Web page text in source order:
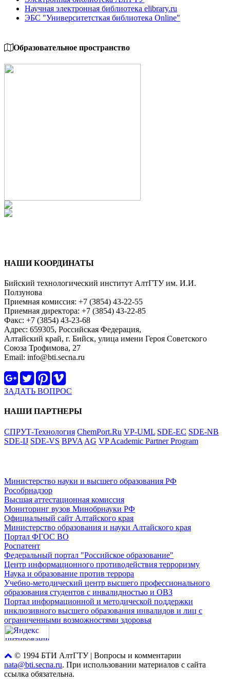
Научная электронная библиотека elibrary.ru
ЭБС "Университетсткая библиотека Online"
Образовательное пространство
НАШИ КООРДИНАТЫ
Бийский технологический институт АлтГТУ им. И.И.
Ползунова
Приемная комиссия: +7 (3854) 43-22-55
Приемная директора: +7 (3854) 43-22-85
Факс: +7 (3854) 43-23-68
Адрес: 659305, Российская Федерация,
Алтайский край, г. Бийск, улица имени Героя Советского
Союза Трофимова, 27
Email: info@bti.secna.ru
ЗАДАТЬ ВОПРОС
НАШИ ПАРТНЕРЫ
СПРУТ-Технология ChemPort.Ru VP-UML SDE-EC SDE-NB
SDE-IJ SDE-VS BPVA AG VP Academic Partner Program
Министерство науки и высшего образования РФ
Рособрнадзор
Высшая аттестационная комиссия
Мониторинг вузов Минобрнауки РФ
Официальный сайт Алтайского края
Министерство образования и науки Алтайского края
Портал ФГОС ВО
Роспатент
Федеральный портал "Российское образование"
Центр информационного противодействия терроризму
Наука и образование против террора
Учебно-методический центр высшего профессионального
образования студентов с инвалидностью и ОВЗ
Портал информационной и методической поддержки
инклюзивного высшего образования инвалидов и лиц с
ограниченными возможностями здоровья
© 1994 БТИ АлтГТУ | Вопросы и комментарии
nata@bti.secna.ru. При использовании материалов с сайта
ссылка обязательна.